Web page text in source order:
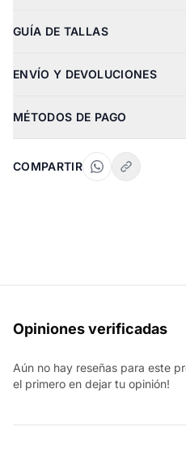
GUÍA DE TALLAS
ENVÍO Y DEVOLUCIONES
MÉTODOS DE PAGO
COMPARTIR
Opiniones verificadas
Aún no hay reseñas para este
el primero en dejar tu opinión!